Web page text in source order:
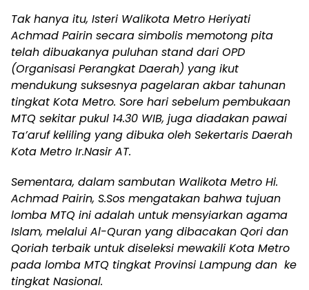
Tak hanya itu, Isteri Walikota Metro Heriyati
Achmad Pairin secara simbolis memotong pita
telah dibuakanya puluhan stand dari OPD
(Organisasi Perangkat Daerah) yang ikut
mendukung suksesnya pagelaran akbar tahunan
tingkat Kota Metro. Sore hari sebelum pembukaan
MTQ sekitar pukul 14.30 WIB, juga diadakan pawai
Ta’aruf keliling yang dibuka oleh Sekertaris Daerah
Kota Metro Ir.Nasir AT.
Sementara, dalam sambutan Walikota Metro Hi.
Achmad Pairin, S.Sos mengatakan bahwa tujuan
lomba MTQ ini adalah untuk mensyiarkan agama
Islam, melalui Al-Quran yang dibacakan Qori dan
Qoriah terbaik untuk diseleksi mewakili Kota Metro
pada lomba MTQ tingkat Provinsi Lampung dan ke
tingkat Nasional.